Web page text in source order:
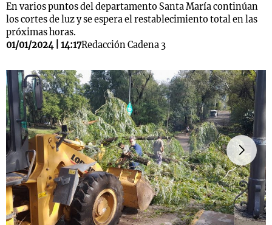
En varios puntos del departamento Santa María continúan
los cortes de luz y se espera el restablecimiento total en las
próximas horas.
01/01/2024 | 14:17Redacción Cadena 3
Notas
Mundial 2026
Notas
La Sole en
Cadena 3